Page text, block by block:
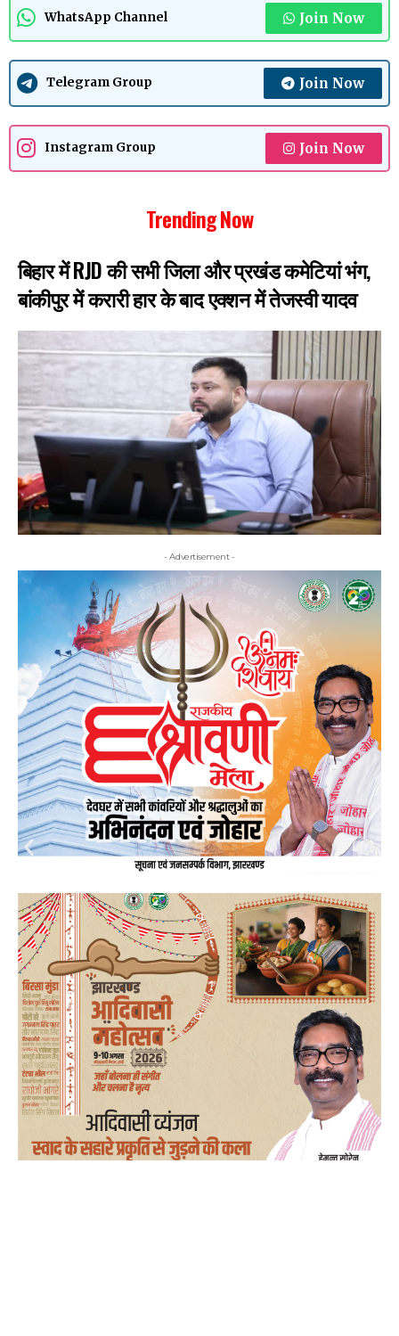
WhatsApp Channel Join Now
Telegram Group Join Now
Instagram Group Join Now
Trending Now
बिहार में RJD की सभी जिला और प्रखंड कमेटियां भंग,
बांकीपुर में करारी हार के बाद एक्शन में तेजस्वी यादव
- Advertisement -